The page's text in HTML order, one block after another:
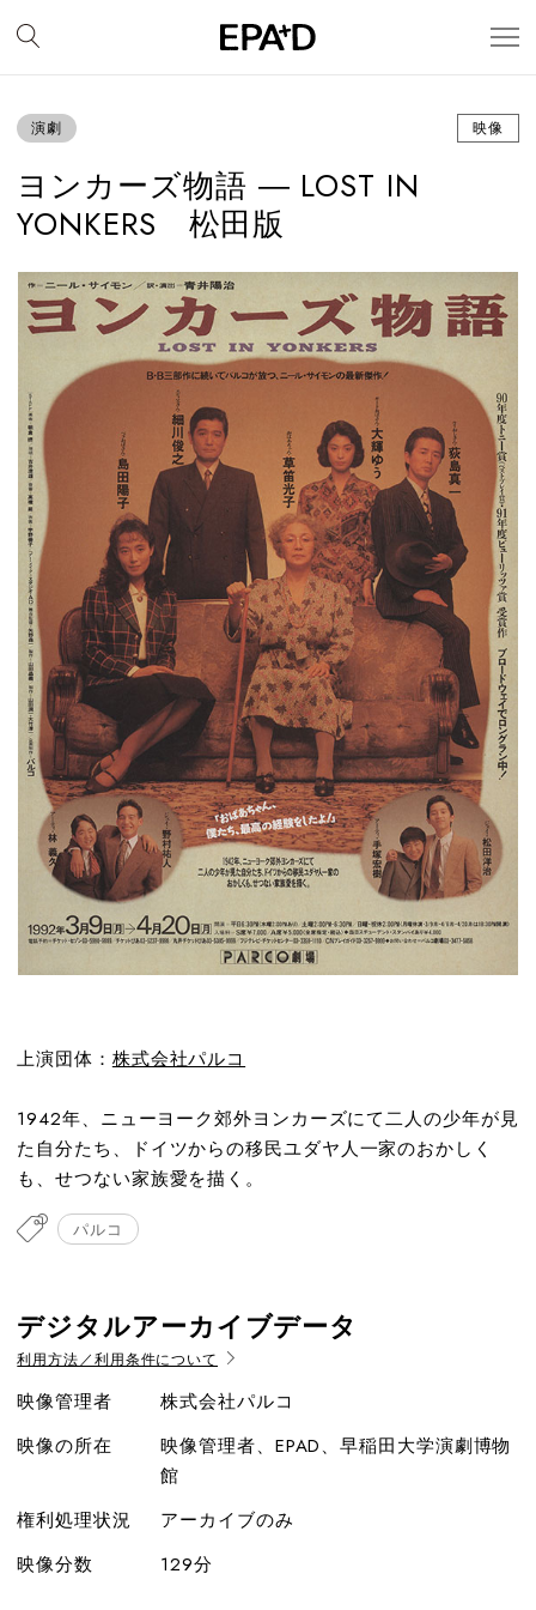
演劇 映像
ヨンカーズ物語 ― LOST IN
YONKERS 松田版
上演団体： 株式会社パルコ
1942年、ニューヨーク郊外ヨンカーズにて二人の少年が見
た自分たち、ドイツからの移民ユダヤ人一家のおかしく
も、せつない家族愛を描く。
パルコ
デジタルアーカイブデータ
利用方法／利用条件について
映像管理者
株式会社パルコ
映像の所在
映像管理者、EPAD、早稲田大学演劇博物
館
権利処理状況
アーカイブのみ
映像分数
129分